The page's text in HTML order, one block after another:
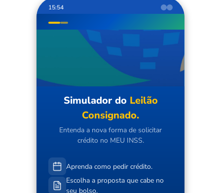
15:54
Simulador do Leilão
Consignado.
Entenda a nova forma de solicitar
crédito no MEU INSS.
Aprenda como pedir crédito.
Escolha a proposta que cabe no
seu bolso.